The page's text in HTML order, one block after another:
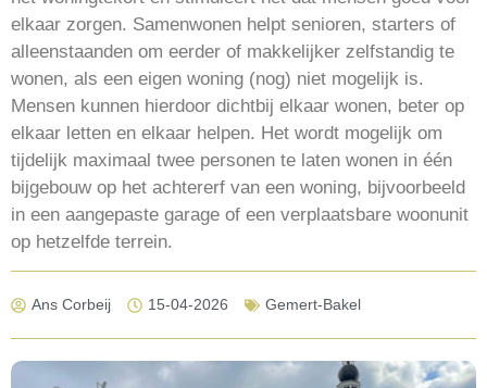
elkaar zorgen. Samenwonen helpt senioren, starters of
alleenstaanden om eerder of makkelijker zelfstandig te
wonen, als een eigen woning (nog) niet mogelijk is.
Mensen kunnen hierdoor dichtbij elkaar wonen, beter op
elkaar letten en elkaar helpen. Het wordt mogelijk om
tijdelijk maximaal twee personen te laten wonen in één
bijgebouw op het achtererf van een woning, bijvoorbeeld
in een aangepaste garage of een verplaatsbare woonunit
op hetzelfde terrein.
Ans Corbeij 15-04-2026 Gemert-Bakel